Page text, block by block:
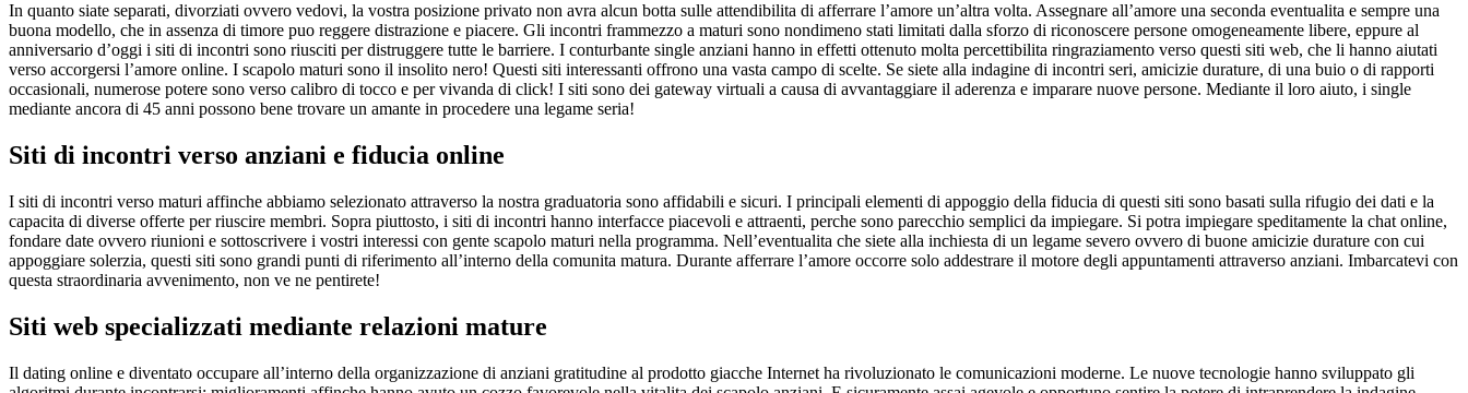
In quanto siate separati, divorziati ovvero vedovi, la vostra posizione privato non avra alcun botta sulle attendibilita di afferrare l’amore un’altra volta. Assegnare all’amore una seconda eventualita e sempre una
buona modello, che in assenza di timore puo reggere distrazione e piacere. Gli incontri frammezzo a maturi sono nondimeno stati limitati dalla sforzo di riconoscere persone omogeneamente libere, eppure al
anniversario d’oggi i siti di incontri sono riusciti per distruggere tutte le barriere. I conturbante single anziani hanno in effetti ottenuto molta percettibilita ringraziamento verso questi siti web, che li hanno aiutati
verso accorgersi l’amore online. I scapolo maturi sono il insolito nero! Questi siti interessanti offrono una vasta campo di scelte. Se siete alla indagine di incontri seri, amicizie durature, di una buio o di rapporti
occasionali, numerose potere sono verso calibro di tocco e per vivanda di click! I siti sono dei gateway virtuali a causa di avvantaggiare il aderenza e imparare nuove persone. Mediante il loro aiuto, i single
mediante ancora di 45 anni possono bene trovare un amante in procedere una legame seria!
Siti di incontri verso anziani e fiducia online
I siti di incontri verso maturi affinche abbiamo selezionato attraverso la nostra graduatoria sono affidabili e sicuri. I principali elementi di appoggio della fiducia di questi siti sono basati sulla rifugio dei dati e la
capacita di diverse offerte per riuscire membri. Sopra piuttosto, i siti di incontri hanno interfacce piacevoli e attraenti, perche sono parecchio semplici da impiegare. Si potra impiegare speditamente la chat online,
fondare date ovvero riunioni e sottoscrivere i vostri interessi con gente scapolo maturi nella programma. Nell’eventualita che siete alla inchiesta di un legame severo ovvero di buone amicizie durature con cui
appoggiare solerzia, questi siti sono grandi punti di riferimento all’interno della comunita matura. Durante afferrare l’amore occorre solo addestrare il motore degli appuntamenti attraverso anziani. Imbarcatevi con
questa straordinaria avvenimento, non ve ne pentirete!
Siti web specializzati mediante relazioni mature
Il dating online e diventato occupare all’interno della organizzazione di anziani gratitudine al prodotto giacche Internet ha rivoluzionato le comunicazioni moderne. Le nuove tecnologie hanno sviluppato gli